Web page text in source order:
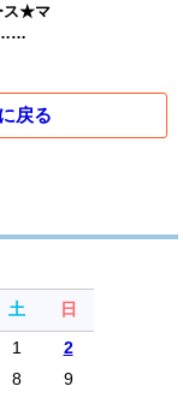
ス★マ
……
戻る
土 日
1
2
8
9